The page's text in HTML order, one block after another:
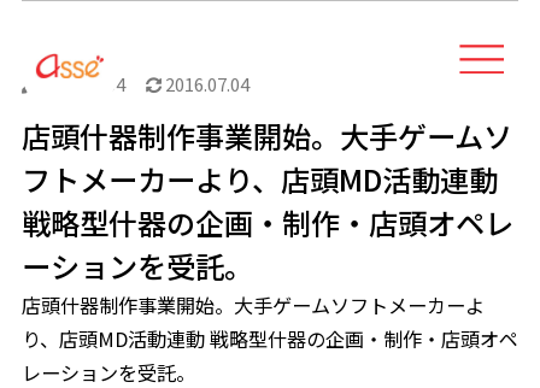
2016.07.04 2016.07.04
店頭什器制作事業開始。大手ゲームソ
フトメーカーより、店頭MD活動連動
戦略型什器の企画・制作・店頭オペレ
ーションを受託。
店頭什器制作事業開始。大手ゲームソフトメーカーよ
り、店頭MD活動連動 戦略型什器の企画・制作・店頭オペ
レーションを受託。